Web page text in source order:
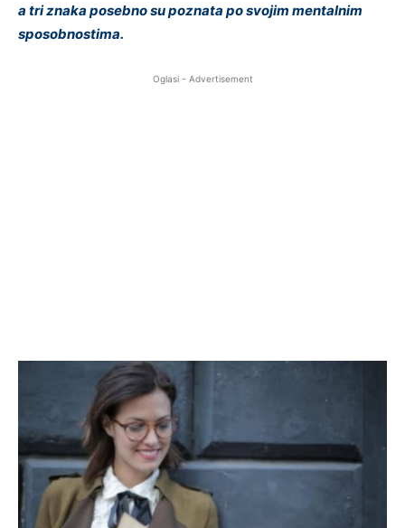
a tri znaka posebno su poznata po svojim mentalnim
sposobnostima.
Oglasi - Advertisement